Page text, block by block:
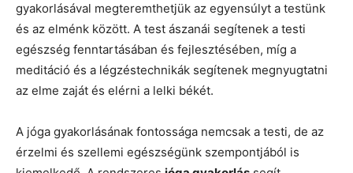
gyakorlásával megteremthetjük az egyensúlyt a testünk
és az elménk között. A test ászanái segítenek a testi
egészség fenntartásában és fejlesztésében, míg a
meditáció és a légzéstechnikák segítenek megnyugtatni
az elme zaját és elérni a lelki békét.
A jóga gyakorlásának fontossága nemcsak a testi, de az
érzelmi és szellemi egészségünk szempontjából is